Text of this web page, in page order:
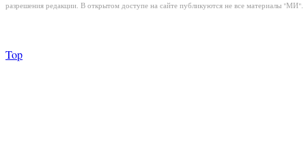
разрешения редакции. В открытом доступе на сайте публикуются не все материалы "МИ".
Top